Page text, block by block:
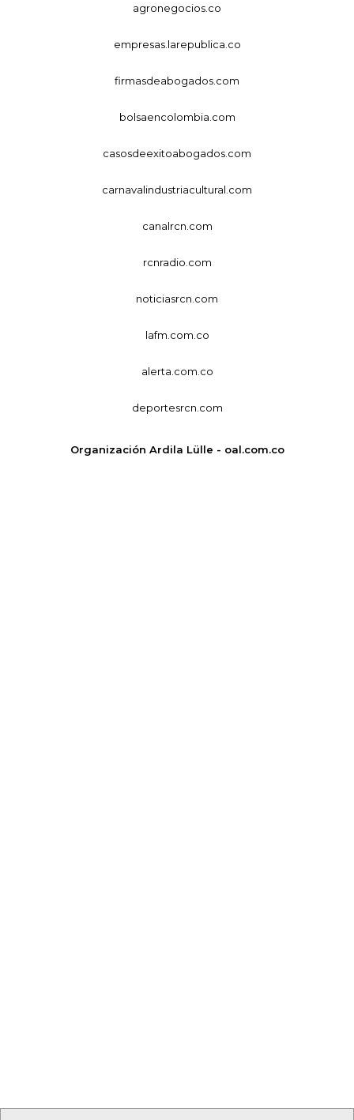
agronegocios.co
empresas.larepublica.co
firmasdeabogados.com
bolsaencolombia.com
casosdeexitoabogados.com
carnavalindustriacultural.com
canalrcn.com
rcnradio.com
noticiasrcn.com
lafm.com.co
alerta.com.co
deportesrcn.com
Organización Ardila Lülle - oal.com.co